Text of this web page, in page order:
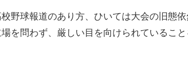
野球報道のあり方、ひいては大会の旧態
を問わず、厳しい目を向けられているこ